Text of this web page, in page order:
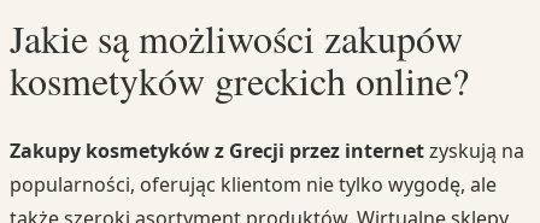
Jakie są możliwości zakupów
kosmetyków greckich online?
Zakupy kosmetyków z Grecji przez internetzyskują na
popularności, oferując klientom nie tylko wygodę, ale